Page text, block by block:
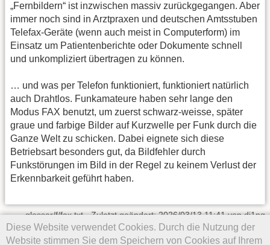
„Fernbildern“ ist inzwischen massiv zurückgegangen. Aber
immer noch sind in Arztpraxen und deutschen Amtsstuben
Telefax-Geräte (wenn auch meist in Computerform) im
Einsatz um Patientenberichte oder Dokumente schnell
und unkompliziert übertragen zu können.
… und was per Telefon funktioniert, funktioniert natürlich
auch Drahtlos. Funkamateure haben sehr lange den
Modus FAX benutzt, um zuerst schwarz-weisse, später
graue und farbige Bilder auf Kurzwelle per Funk durch die
Ganze Welt zu schicken. Dabei eignete sich diese
Betriebsart besonders gut, da Bildfehler durch
Funkstörungen im Bild in der Regel zu keinem Verlust der
Erkennbarkeit geführt haben.
Diese Website verwendet Cookies. Durch die Nutzung der
Website stimmen Sie dem Speichern von Cookies auf Ihrem
glossar/f/fax.txt· Zuletzt geändert: 2026/03/13 11:41 vondj1ng
Falls nicht anders bezeichnet, ist der Inhalt dieses Wikis unter der